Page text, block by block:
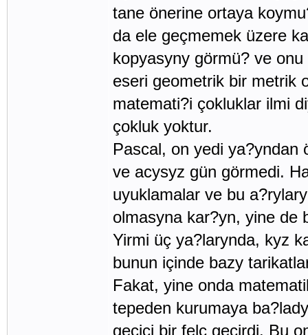
tane önerine ortaya
da ele geçmemek üzere
kopyasyny görmü? ve
eseri geometrik bir metrik
matemati?i çokluklar ilmi
çokluk yoktur.
Pascal, on yedi ya?yndan
ve acysyz gün görmedi.
uyuklamalar ve bu
olmasyna kar?yn, yine de
Yirmi üç ya?larynda, kyz
bunun içinde bazy
Fakat, yine onda
tepeden kurumaya
geçici bir felç geçirdi. Bu